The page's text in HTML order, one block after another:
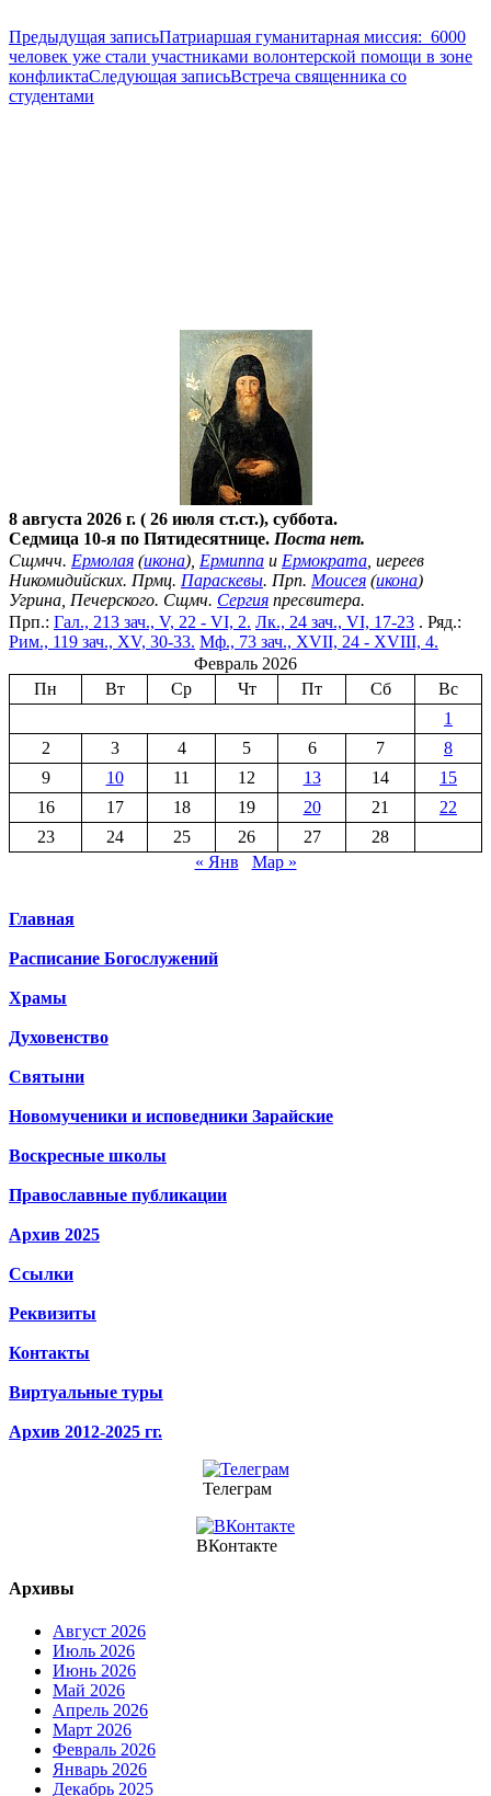
Навигация
по
записям
Предыдущая записьПатриаршая гуманитарная миссия: 6000
человек уже стали участниками волонтерской помощи в зоне
конфликтаСледующая записьВстреча священника со
студентами
8 августа 2026 г. ( 26 июля ст.ст.), суббота.
Седмица 10-я по Пятидесятнице. Поста нет.
Сщмчч. Ермолая (икона), Ермиппа и Ермократа , иереев
Никомидийских. Прмц. Параскевы. Прп. Моисея (икона)
Угрина, Печерского. Сщмч. Сергия пресвитера.
Прп.: Гал., 213 зач., V, 22 - VI, 2. Лк., 24 зач., VI, 17-23 . Ряд.:
Рим., 119 зач., XV, 30-33. Мф., 73 зач., XVII, 24 - XVIII, 4.
Февраль 2026
Пн
Вт Ср Чт Пт Сб
Вс
1
2
3 4 5 6 7
8
9
10 11 12 13 14
15
16
17 18 19 20 21
22
23
24 25 26 27
28
« Янв
Мар »
ЗАРАЙСКОЕ БЛАГОЧИНИЕ
МОСКОВСКАЯ МИТРОПОЛИЯ
РУССКАЯ ПРАВОСЛАВНАЯ
ЦЕРКОВЬ
Главная
Расписание Богослужений
Храмы
Духовенство
Святыни
Новомученики и исповедники Зарайские
Воскресные школы
Православные публикации
Архив 2025
Ссылки
Реквизиты
Контакты
Виртуальные туры
Архив 2012-2025 гг.
Телеграм
ВКонтакте
Архивы
Август 2026
Июль 2026
Июнь 2026
Май 2026
Апрель 2026
Март 2026
Февраль 2026
Январь 2026
Декабрь 2025